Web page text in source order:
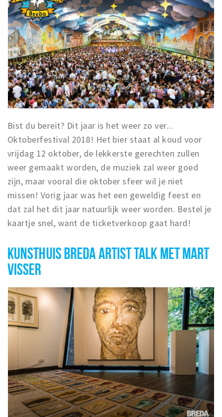
Bist du bereit? Dit jaar is het weer zo ver...
Oktoberfestival 2018! Het bier staat al koud voor
vrijdag 12 oktober, de lekkerste gerechten zullen
weer gemaakt worden, de muziek zal weer goed
zijn, maar vooral die oktober sfeer wil je niet
missen! Vorig jaar was het een geweldig feest en
dat zal het dit jaar natuurlijk weer worden. Bestel je
kaartje snel, want de ticketverkoop gaat hard!
KUNSTHUIS BREDA ARTIST TALK MET MART
VISSER